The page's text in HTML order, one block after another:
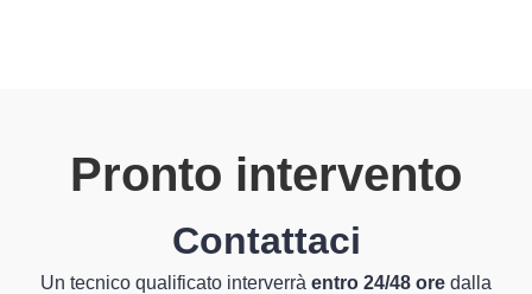
Pronto intervento
Contattaci
Un tecnico qualificato interverrà entro 24/48 ore dalla